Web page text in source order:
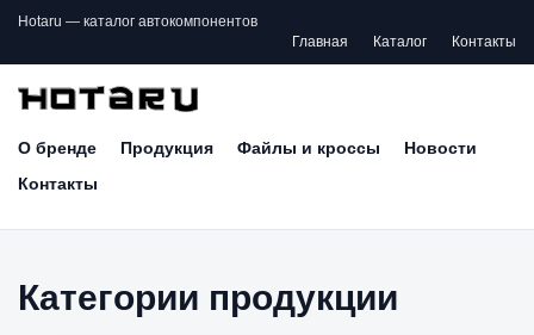
Hotaru — каталог автокомпонентов
Главная
Каталог Контакты
О бренде Продукция Файлы и кроссы
Новости
Контакты
Категории продукции